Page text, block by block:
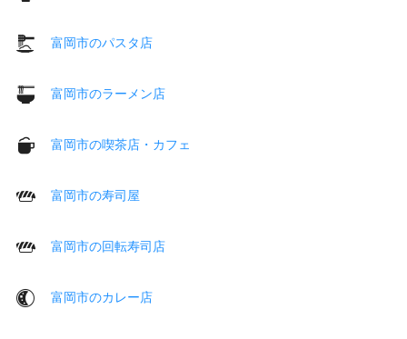
富岡市のパスタ店
富岡市のラーメン店
富岡市の喫茶店・カフェ
富岡市の寿司屋
富岡市の回転寿司店
富岡市のカレー店